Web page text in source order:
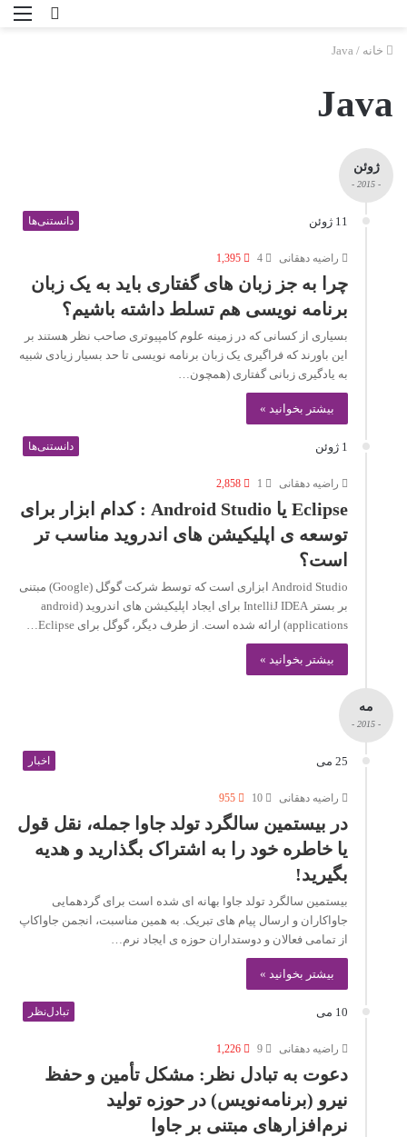
خانه /
Java
Java
ژوئن
- 2015 -
11 ژوئن دانستنی‌ها
راضیه دهقانی 4
1,395
چرا به جز زبان های گفتاری باید به یک زبان
برنامه نویسی هم تسلط داشته باشیم؟
بسیاری از کسانی که در زمینه علوم کامپیوتری صاحب نظر هستند بر
این باورند که فراگیری یک زبان برنامه نویسی تا حد بسیار زیادی شبیه
به یادگیری زبانی گفتاری (همچون…
بیشتر بخوانید »
1 ژوئن دانستنی‌ها
راضیه دهقانی 1
2,858
Eclipse یا Android Studio : کدام ابزار برای
توسعه ی اپلیکیشن های اندروید مناسب تر
است؟
Android Studio ابزاری است که توسط شرکت گوگل (Google) مبتنی
بر بستر IntelliJ IDEA برای ایجاد اپلیکیشن های اندروید (android
applications) ارائه شده است. از طرف دیگر، گوگل برای Eclipse…
بیشتر بخوانید »
مه
- 2015 -
25 می اخبار
راضیه دهقانی 10
955
در بیستمین سالگرد تولد جاوا جمله، نقل قول
یا خاطره خود را به اشتراک بگذارید و هدیه
بگیرید!
بیستمین سالگرد تولد جاوا بهانه ای شده است برای گردهمایی
جاواکاران و ارسال پیام های تبریک. به همین مناسبت، انجمن جاواکاپ
از تمامی فعالان و دوستداران حوزه ی ایجاد نرم…
بیشتر بخوانید »
10 می تبادل‌نظر
راضیه دهقانی 9
1,226
دعوت به تبادل نظر: مشکل تأمین و حفظ
نیرو (برنامه‌نویس) در حوزه تولید
نرم‌افزارهای مبتنی بر جاوا